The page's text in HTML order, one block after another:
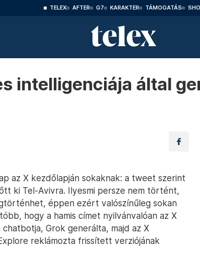
TELEX AFTER G7 KARAKTER TÁMOGATÁS
intelligenciája által
az X kezdőlapján sokaknak: a tweet szerint
ki Tel-Avivra. Ilyesmi persze nem történt,
éppen ezért valószínűleg sokan
hogy a hamis címet nyilvánvalóan az X
Grok generálta, majd az X
reklámozta frissített verziójának